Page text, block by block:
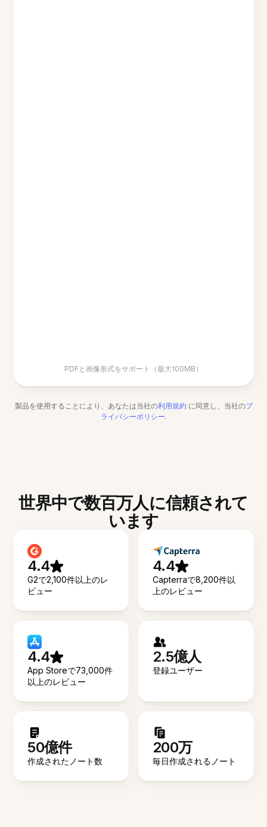
PDFと画像形式をサポート（最大100MB）
製品を使用することにより、あなたは当社の利用規約 に同意し、当社のプ
ライバシーポリシー.
世界中で数百万人に信頼されて
います
4.4
G2で2,100件以上のレ
ビュー
4.4
Capterraで8,200件以
上のレビュー
4.4
App Storeで73,000件
以上のレビュー
2.5億人
登録ユーザー
50億件
作成されたノート数
200万
毎日作成されるノート